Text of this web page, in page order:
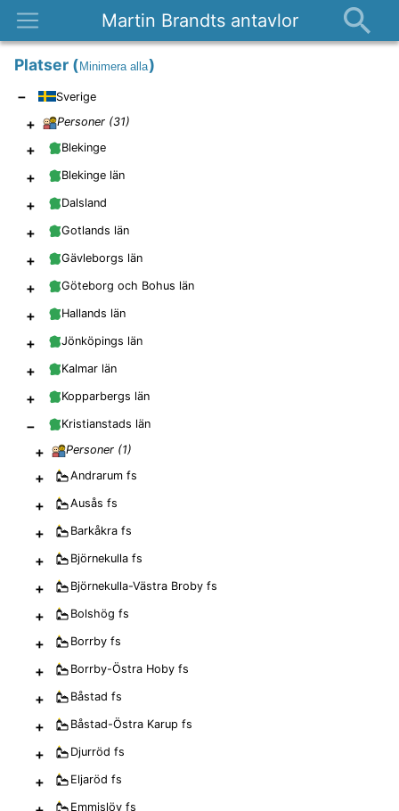
Martin Brandts antavlor
Platser
Kontakt
Platser (Minimera alla)
− Sverige
+ Personer (31)
+ Blekinge
+ Blekinge län
+ Dalsland
+ Gotlands län
+ Gävleborgs län
+ Göteborg och Bohus län
+ Hallands län
+ Jönköpings län
+ Kalmar län
+ Kopparbergs län
− Kristianstads län
+ Personer (1)
+ Andrarum fs
+ Ausås fs
+ Barkåkra fs
+ Björnekulla fs
+ Björnekulla-Västra Broby fs
+ Bolshög fs
+ Borrby fs
+ Borrby-Östra Hoby fs
+ Båstad fs
+ Båstad-Östra Karup fs
+ Djurröd fs
+ Eljaröd fs
Emmislöv fs